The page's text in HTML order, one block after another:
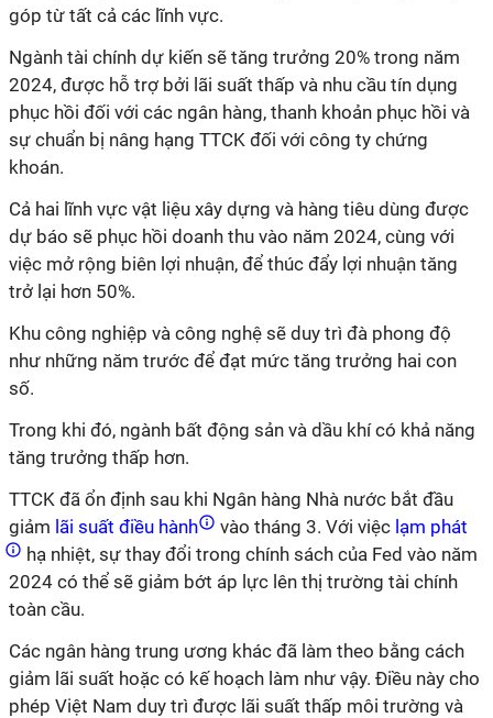
góp từ tất cả các lĩnh vực.
Ngành tài chính dự kiến sẽ tăng trưởng 20% trong năm
2024, được hỗ trợ bởi lãi suất thấp và nhu cầu tín dụng
phục hồi đối với các ngân hàng, thanh khoản phục hồi và
sự chuẩn bị nâng hạng TTCK đối với công ty chứng
khoán.
Cả hai lĩnh vực vật liệu xây dựng và hàng tiêu dùng được
dự báo sẽ phục hồi doanh thu vào năm 2024, cùng với
việc mở rộng biên lợi nhuận, để thúc đẩy lợi nhuận tăng
trở lại hơn 50%.
Khu công nghiệp và công nghệ sẽ duy trì đà phong độ
như những năm trước để đạt mức tăng trưởng hai con
số.
Trong khi đó, ngành bất động sản và dầu khí có khả năng
tăng trưởng thấp hơn.
TTCK đã ổn định sau khi Ngân hàng Nhà nước bắt đầu
giảm lãi suất điều hành vào tháng 3. Với việc lạm phát
hạ nhiệt, sự thay đổi trong chính sách của Fed vào năm
2024 có thể sẽ giảm bớt áp lực lên thị trường tài chính
toàn cầu.
Các ngân hàng trung ương khác đã làm theo bằng cách
giảm lãi suất hoặc có kế hoạch làm như vậy. Điều này cho
phép Việt Nam duy trì được lãi suất thấp môi trường và